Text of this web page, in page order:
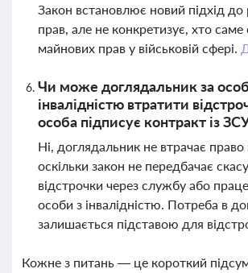
Закон встановлює новий підхід до
прав, але не конкретизує, хто
майнових прав у військовій сфері.
Чи може доглядальник за
інвалідністю втратити
особа підписує контракт із
Ні, доглядальник не втрачає право
оскільки закон не передбачає
відстрочки через службу або
особи з інвалідністю. Потреба в
залишається підставою для
Кожне з питань — це короткий